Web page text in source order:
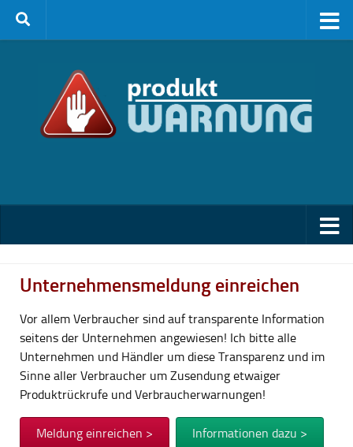
Zum Inhalt springen
Unternehmensmeldung einreichen
Vor allem Verbraucher sind auf transparente Information
seitens der Unternehmen angewiesen! Ich bitte alle
Unternehmen und Händler um diese Transparenz und im
Sinne aller Verbraucher um Zusendung etwaiger
Produktrückrufe und Verbraucherwarnungen!
Meldung einreichen > Informationen dazu >